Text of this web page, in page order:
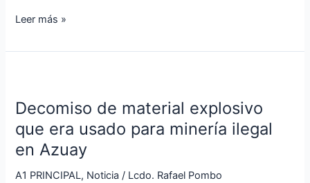
Leer más »
Decomiso de material explosivo
que era usado para minería ilegal
en Azuay
A1 PRINCIPAL, Noticia / Lcdo. Rafael Pombo
material
explosivo
que
era
usado